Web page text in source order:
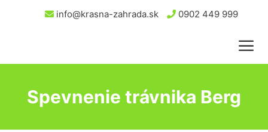
info@krasna-zahrada.sk 0902 449 999
Spevnenie trávnika Berg